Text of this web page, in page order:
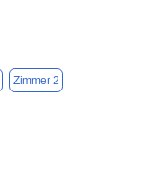
Zimmer 2